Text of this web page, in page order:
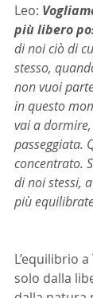
Leo:
più libero
di noi ciò di
stesso,
non vuoi
in questo
vai a
passeggiata.
concentrato.
di noi stessi,
più
L’equilibrio
solo dalla